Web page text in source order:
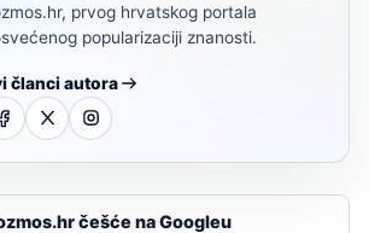
prvog hrvatskog portala
popularizaciji znanosti.
članci autora
češće na Googleu